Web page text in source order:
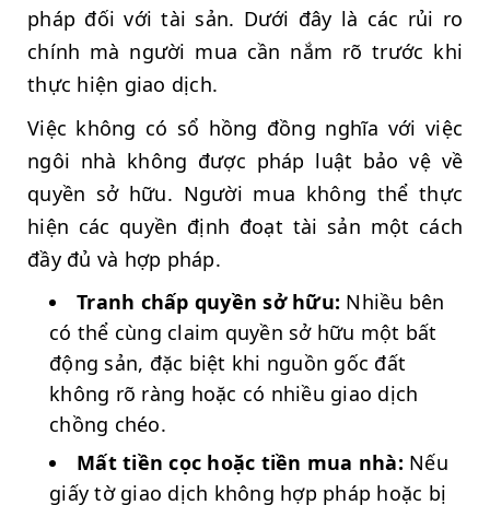
pháp đối với tài sản. Dưới đây là các rủi ro
chính mà người mua cần nắm rõ trước khi
thực hiện giao dịch.
Việc không có sổ hồng đồng nghĩa với việc
ngôi nhà không được pháp luật bảo vệ về
quyền sở hữu. Người mua không thể thực
hiện các quyền định đoạt tài sản một cách
đầy đủ và hợp pháp.
Tranh chấp quyền sở hữu: Nhiều bên
có thể cùng claim quyền sở hữu một bất
động sản, đặc biệt khi nguồn gốc đất
không rõ ràng hoặc có nhiều giao dịch
chồng chéo.
Mất tiền cọc hoặc tiền mua nhà: Nếu
giấy tờ giao dịch không hợp pháp hoặc bị